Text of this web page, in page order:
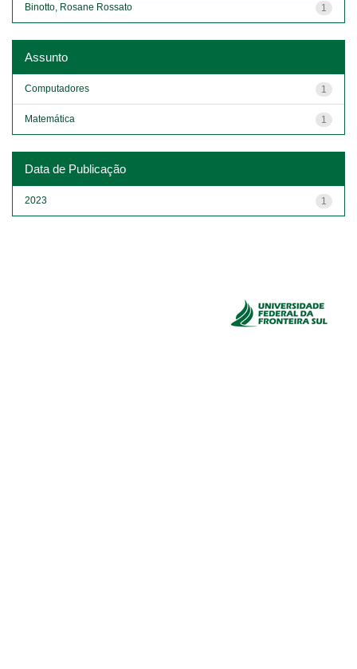
1
Binotto, Rosane Rossato
Assunto
1
Computadores
1
Matemática
Data de Publicação
1
2023